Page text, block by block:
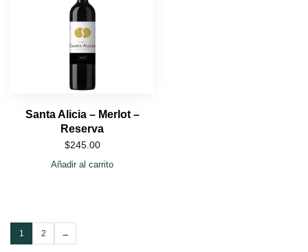
Santa Alicia – Merlot –
Reserva
$245.00
Añadir al carrito
1 2 →